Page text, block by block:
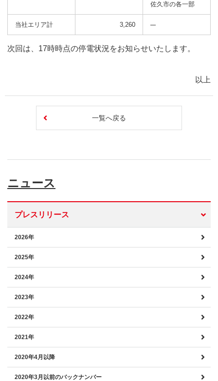
佐久市の各一部
当社エリア計 3,260
次回は、17時時点の停電状況をお知らせいたします。
以上
一覧へ戻る
ニュース
プレスリリース
2026年
2025年
2024年
2023年
2022年
2021年
2020年4月以降
2020年3月以前のバックナンバー